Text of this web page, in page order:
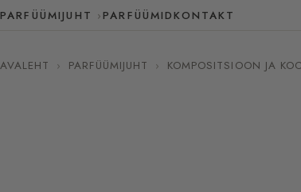
PARFÜÜMIJUHT PARFÜÜMIDKONTAKT
AVALEHT › PARFÜÜMIJUHT › KOMPOSITSIOON JA